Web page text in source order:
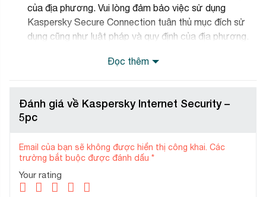
của địa phương. Vui lòng đảm bảo việc sử dụng
Kaspersky Secure Connection tuân thủ mục đích sử
dụng cũng như luật pháp và quy định của địa phương.
Kế hoạch tự động gia hạn không rắc rối của chúng tôi
được thiết kế để giúp bạn tiết kiệm thời gian, công sức và
rủi ro bằng cách tự động gia hạn đăng ký trước khi hết hạn
Lợi ích của việc tự động gia hạn giấy phép của bạn bao
gồm:
Bảo vệ không bị gián đoạn
Đọc thêm
Đánh giá về Kaspersky Internet Security –
5pc
Email của bạn sẽ không được hiển thị công khai. Các
trường bắt buộc được đánh dấu *
Your rating